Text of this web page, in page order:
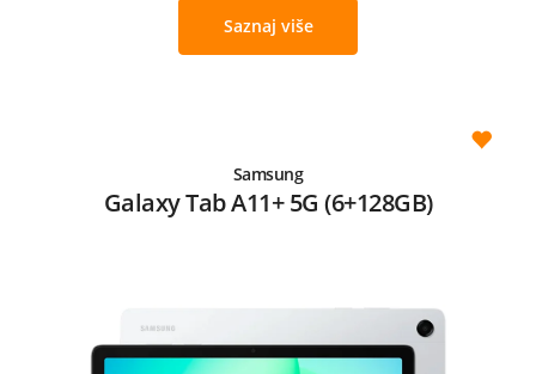
Saznaj više
Samsung
Galaxy Tab A11+ 5G (6+128GB)